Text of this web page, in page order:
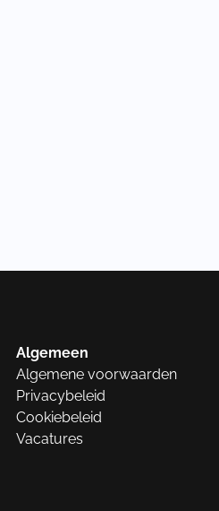
Algemeen
Algemene voorwaarden
Privacybeleid
Cookiebeleid
Vacatures